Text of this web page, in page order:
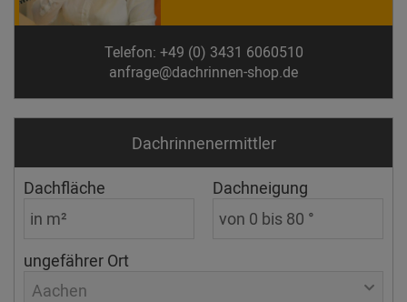
Telefon: +49 (0) 3431 6060510
anfrage@dachrinnen-shop.de
Dachrinnen­ermittler
Dachfläche Dachneigung
ungefährer Ort
Aachen